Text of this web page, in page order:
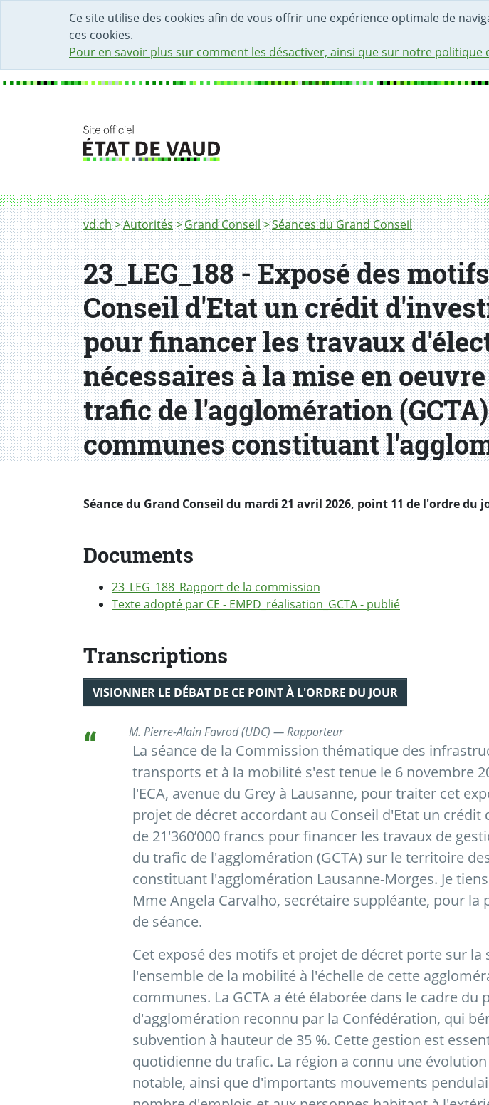
Ce site utilise des cookies afin de vous offrir une expérience optimale de
ces cookies.
Pour en savoir plus sur comment les désactiver, ainsi que sur notre
DÉBUT DU CONTENU DE LA PAGE
ACCÈS AU CHAMP DE RECHERCHE
PAGE D'ACCUEIL
FORMULAIRE DE CONTACT
Fil d'Ariane
vd.ch Autorités Grand Conseil Séances du Grand Conseil
23_LEG_188 - Exposé des
Conseil d'Etat un crédit
pour financer les travaux
nécessaires à la mise en
trafic de l'agglomération
communes constituant
Séance du Grand Conseil du mardi 21 avril 2026, point 11 de l'ordre du
Documents
23_LEG_188_Rapport de la commission
Texte adopté par CE - EMPD_réalisation_GCTA - publié
Transcriptions
VISIONNER LE DÉBAT DE CE POINT À L'ORDRE DU JOUR
M. Pierre-Alain Favrod (UDC) — Rapporteur
La séance de la Commission thématique des
transports et à la mobilité s'est tenue le 6 novembre
l'ECA, avenue du Grey à Lausanne, pour traiter cet
projet de décret accordant au Conseil d'Etat un crédit
de 21'360’000 francs pour financer les travaux de
du trafic de l'agglomération (GCTA) sur le territoire
constituant l'agglomération Lausanne-Morges. Je
Mme Angela Carvalho, secrétaire suppléante, pour la
de séance.
Cet exposé des motifs et projet de décret porte sur la
l'ensemble de la mobilité à l'échelle de cette
communes. La GCTA a été élaborée dans le cadre du
d'agglomération reconnu par la Confédération, qui
subvention à hauteur de 35 %. Cette gestion est
quotidienne du trafic. La région a connu une
notable, ainsi que d'importants mouvements